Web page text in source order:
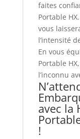
faites
Portable
vous
l’intensité
En vous
Portable
l’inconnu
avec la
!